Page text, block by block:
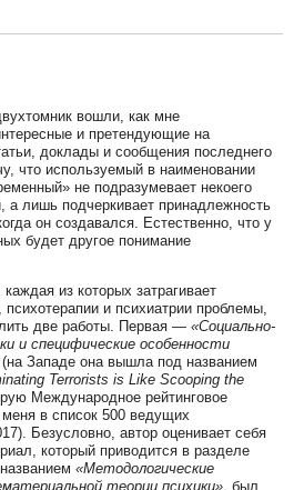
вошли, как мне
и претендующие на
доклады и сообщения последнего
что используемый в наименовании
не подразумевает некоего
а лишь подчеркивает принадлежность
он создавался. Естественно, что у
будет другое понимание
из которых затрагивает
и психиатрии проблемы,
две работы. Первая — «Социально-
и специфические особенности
(на Западе она вышла под названием
Terrorists is Like Scooping the
Международное рейтинговое
в список 500 ведущих
Безусловно, автор оценивает себя
который приводится в разделе
«Методологические
теории психики» , был